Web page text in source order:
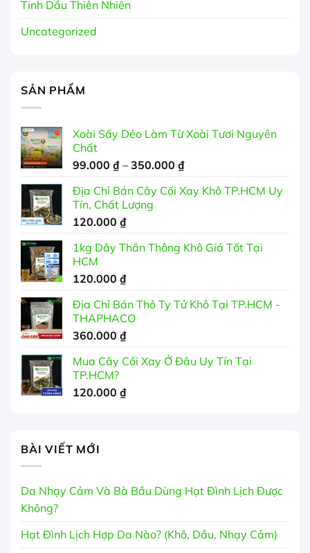
Tinh Dầu Thiên Nhiên
Uncategorized
SẢN PHẨM
Xoài Sấy Dẻo Làm Từ Xoài Tươi Nguyên
Chất
99.000 ₫ – 350.000 ₫Khoảng
từ
Địa Chỉ Bán Cây Cối Xay Khô TP.HCM Uy
Tín, Chất Lượng
120.000 ₫
1kg Dây Thần Thông Khô Giá Tốt Tại
HCM
120.000 ₫
Địa Chỉ Bán Thỏ Ty Tử Khô Tại TP.HCM -
THAPHACO
360.000 ₫
Mua Cây Cối Xay Ở Đâu Uy Tín Tại
TP.HCM?
120.000 ₫
BÀI VIẾT MỚI
Da Nhạy Cảm Và Bà Bầu Dùng Hạt Đình Lịch Được
Không?
Hạt Đình Lịch Hợp Da Nào? (Khô, Dầu, Nhạy Cảm)